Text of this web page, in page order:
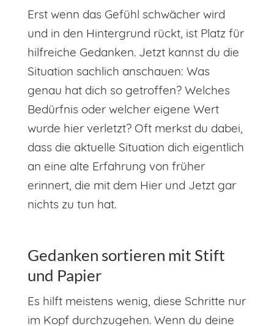
Erst wenn das Gefühl schwächer wird
und in den Hintergrund rückt, ist Platz für
hilfreiche Gedanken. Jetzt kannst du die
Situation sachlich anschauen: Was
genau hat dich so getroffen? Welches
Bedürfnis oder welcher eigene Wert
wurde hier verletzt? Oft merkst du dabei,
dass die aktuelle Situation dich eigentlich
an eine alte Erfahrung von früher
erinnert, die mit dem Hier und Jetzt gar
nichts zu tun hat.
Gedanken sortieren mit Stift
und Papier
Es hilft meistens wenig, diese Schritte nur
im Kopf durchzugehen. Wenn du deine